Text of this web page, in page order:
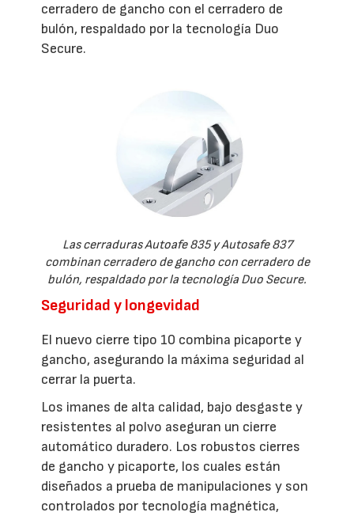
cerradero de gancho con el cerradero de
bulón, respaldado por la tecnología Duo
Secure.
Las cerraduras Autoafe 835 y Autosafe 837
combinan cerradero de gancho con cerradero de
bulón, respaldado por la tecnología Duo Secure.
Seguridad y longevidad
El nuevo cierre tipo 10 combina picaporte y
gancho, asegurando la máxima seguridad al
cerrar la puerta.
Los imanes de alta calidad, bajo desgaste y
resistentes al polvo aseguran un cierre
automático duradero. Los robustos cierres
de gancho y picaporte, los cuales están
diseñados a prueba de manipulaciones y son
controlados por tecnología magnética,